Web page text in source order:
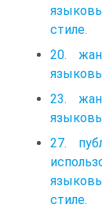
стиле.
20.
23.
27.
стиле.